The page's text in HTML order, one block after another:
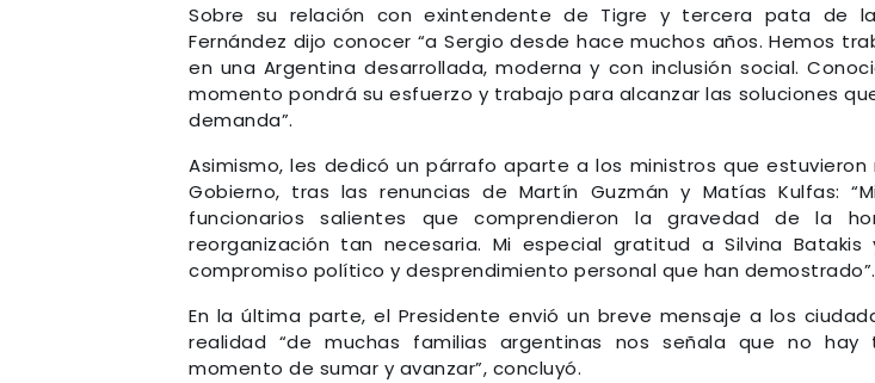
Sobre su relación con exintendente de Tigre y tercera pata de
Fernández dijo conocer “a Sergio desde hace muchos años. Hemos
en una Argentina desarrollada, moderna y con inclusión social.
momento pondrá su esfuerzo y trabajo para alcanzar las soluciones
demanda”.
Asimismo, les dedicó un párrafo aparte a los ministros que
Gobierno, tras las renuncias de Martín Guzmán y Matías Kulfas:
funcionarios salientes que comprendieron la gravedad de la
reorganización tan necesaria. Mi especial gratitud a Silvina
compromiso político y desprendimiento personal que han demostrado”.
En la última parte, el Presidente envió un breve mensaje a los
realidad “de muchas familias argentinas nos señala que no hay
momento de sumar y avanzar”, concluyó.